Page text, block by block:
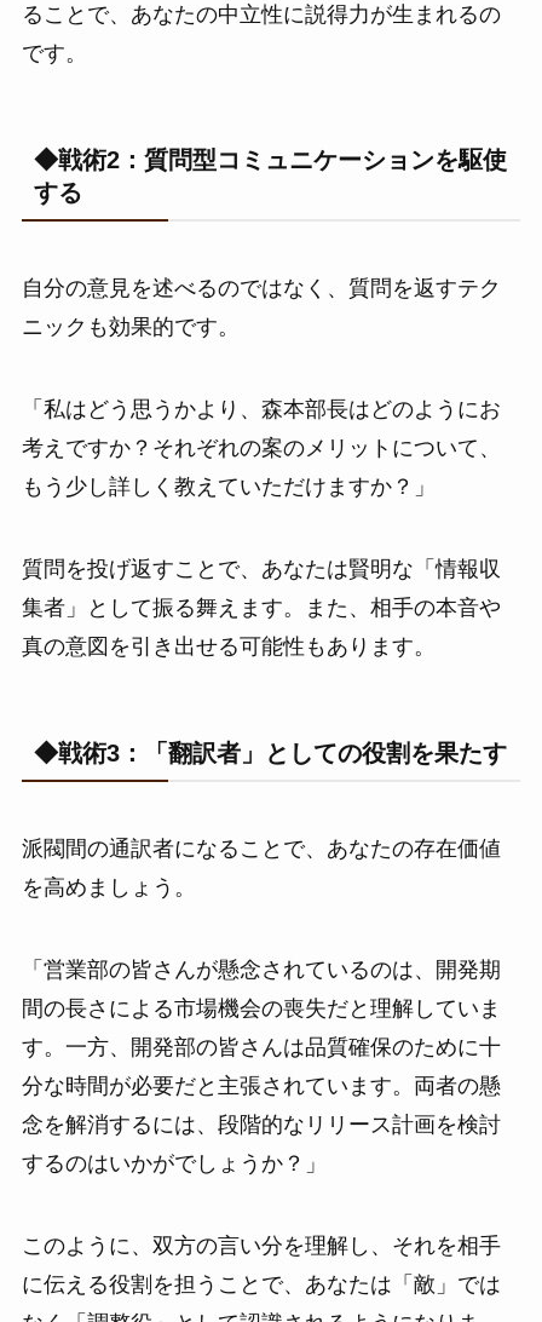
ることで、あなたの中立性に説得力が生まれるの
です。
◆戦術2：質問型コミュニケーションを駆使
する
自分の意見を述べるのではなく、質問を返すテク
ニックも効果的です。
「私はどう思うかより、森本部長はどのようにお
考えですか？それぞれの案のメリットについて、
もう少し詳しく教えていただけますか？」
質問を投げ返すことで、あなたは賢明な「情報収
集者」として振る舞えます。また、相手の本音や
真の意図を引き出せる可能性もあります。
◆戦術3：「翻訳者」としての役割を果たす
派閥間の通訳者になることで、あなたの存在価値
を高めましょう。
「営業部の皆さんが懸念されているのは、開発期
間の長さによる市場機会の喪失だと理解していま
す。一方、開発部の皆さんは品質確保のために十
分な時間が必要だと主張されています。両者の懸
念を解消するには、段階的なリリース計画を検討
するのはいかがでしょうか？」
このように、双方の言い分を理解し、それを相手
に伝える役割を担うことで、あなたは「敵」では